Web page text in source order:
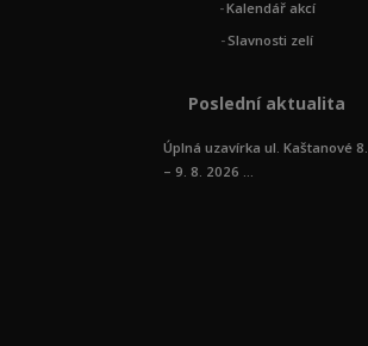
Kalendář akcí
Slavnosti zelí
Poslední aktualita
Úplná uzavírka ul. Kaštanové 8.
– 9. 8. 2026 ...